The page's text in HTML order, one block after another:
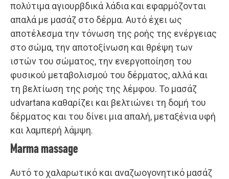
πολύτιμα αγιουρβδικά λάδια και εφαρμόζονται
απαλά με μασάζ στο δέρμα. Αυτό έχει ως
αποτέλεσμα την τόνωση της ροής της ενέργειας
στο σώμα, την αποτοξίνωση και θρέψη των
ιστών του σώματος, την ενεργοποίηση του
φυσικού μεταβολισμού του δέρματος, αλλά και
τη βελτίωση της ροής της λέμφου. Το μασάζ
udvartana καθαρίζει και βελτιώνει τη δομή του
δέρματος και του δίνει μια απαλή, μεταξένια υφή
και λαμπερή λάμψη.
Marma massage
Αυτό το χαλαρωτικό και αναζωογονητικό μασάζ